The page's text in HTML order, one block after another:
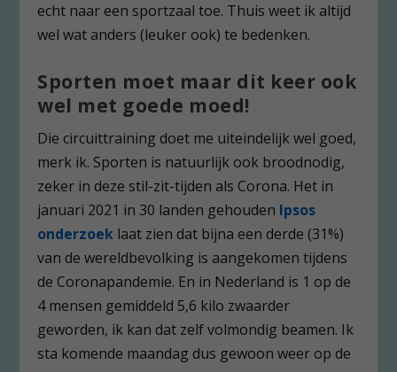
echt naar een sportzaal toe. Thuis weet ik altijd
wel wat anders (leuker ook) te bedenken.
Sporten moet maar dit keer ook
wel met goede moed!
Die circuittraining doet me uiteindelijk wel goed,
merk ik. Sporten is natuurlijk ook broodnodig,
zeker in deze stil-zit-tijden als Corona. Het in
januari 2021 in 30 landen gehouden Ipsos
onderzoek laat zien dat bijna een derde (31%)
van de wereldbevolking is aangekomen tijdens
de Coronapandemie. En in Nederland is 1 op de
4 mensen gemiddeld 5,6 kilo zwaarder
geworden, ik kan dat zelf volmondig beamen. Ik
sta komende maandag dus gewoon weer op de